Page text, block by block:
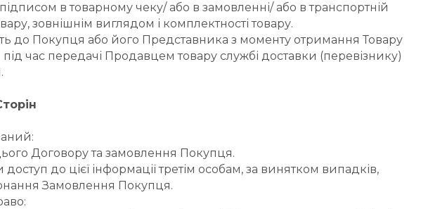
в товарному чеку/ або в замовленні/ або в транспортній
зовнішнім виглядом і комплектності товару.
до Покупця або його Представника з моменту отримання Товару
час передачі Продавцем товару службі доставки (перевізнику)
Договору та замовлення Покупця.
до цієї інформації третім особам, за винятком випадків,
Замовлення Покупця.